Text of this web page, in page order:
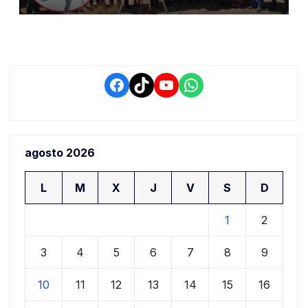
conductores
Facebook
TikTokYouTube
WhatsApp
agosto 2026
L M X J V S D
1 2
3 4 5 6 7 8 9
10 11 12 13 14 15 16